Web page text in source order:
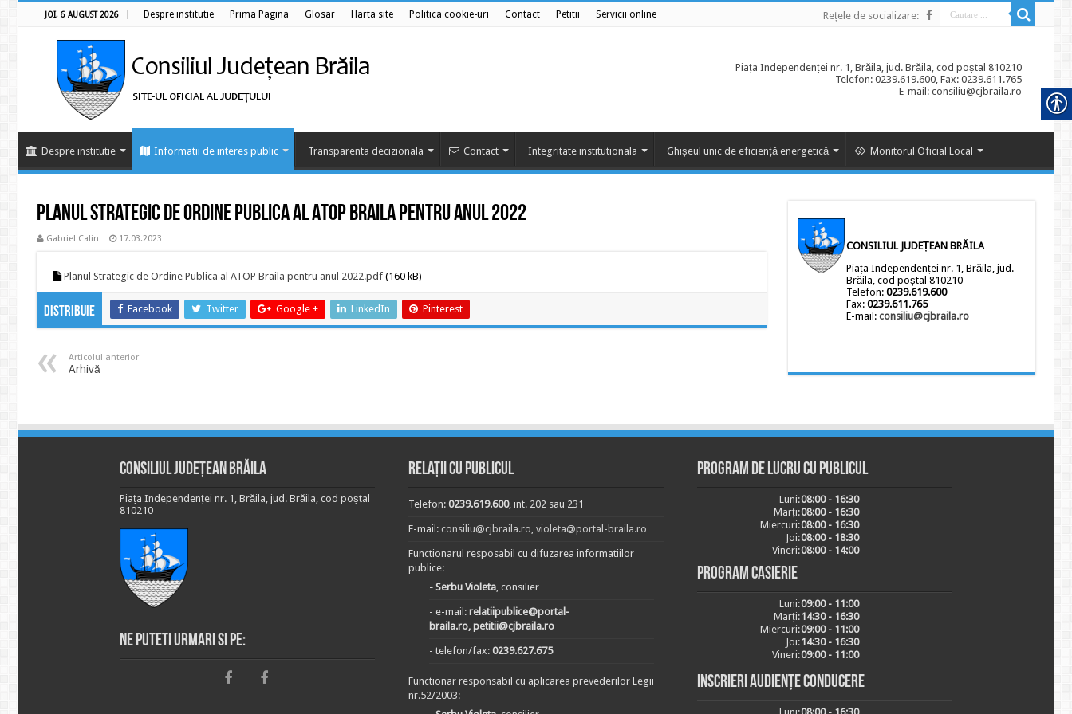
JOI, 6 AUGUST 2026 Despre institutie Prima Pagina Glosar Harta site Politica cookie-uri Contact Petitii Servicii online Rețele de socializare:
Piața Independenței nr. 1, Brăila, jud. Brăila, cod poștal 810210
Telefon: 0239.619.600, Fax: 0239.611.765
E-mail: consiliu@cjbraila.ro
Despre institutie Informatii de interes public Transparenta decizionala Contact Integritate institutionala Ghișeul unic de eficiență energetică Monitorul Oficial Local
Planul Strategic de Ordine Publica al ATOP Braila pentru anul 2022
Gabriel Calin 17.03.2023
Planul Strategic de Ordine Publica al ATOP Braila pentru anul 2022.pdf (160 kB)
Distribuie Facebook Twitter Google + LinkedIn Pinterest
Articolul anterior
Arhivă
CONSILIUL JUDEȚEAN BRĂILA
Piața Independenței nr. 1, Brăila, jud.
Brăila, cod poștal 810210
Telefon: 0239.619.600
Fax: 0239.611.765
E-mail: consiliu@cjbraila.ro
Consiliul Județean Brăila
Piața Independenței nr. 1, Brăila, jud. Brăila, cod poștal
810210
Ne puteti urmari si pe:
Relații cu publicul
Telefon: 0239.619.600, int. 202 sau 231
E-mail: consiliu@cjbraila.ro, violeta@portal-braila.ro
Functionarul resposabil cu difuzarea informatiilor
publice:
- Serbu Violeta, consilier
- e-mail: relatiipublice@portal-
braila.ro, petitii@cjbraila.ro
- telefon/fax: 0239.627.675
Functionar responsabil cu aplicarea prevederilor Legii
nr.52/2003:
Program de lucru cu publicul
Luni:08:00 - 16:30
Marți:08:00 - 16:30
Miercuri:08:00 - 16:30
Joi:08:00 - 18:30
Vineri:08:00 - 14:00
Program casierie
Luni:09:00 - 11:00
Marți:14:30 - 16:30
Miercuri:09:00 - 11:00
Joi:14:30 - 16:30
Vineri:09:00 - 11:00
Inscrieri audiențe conducere